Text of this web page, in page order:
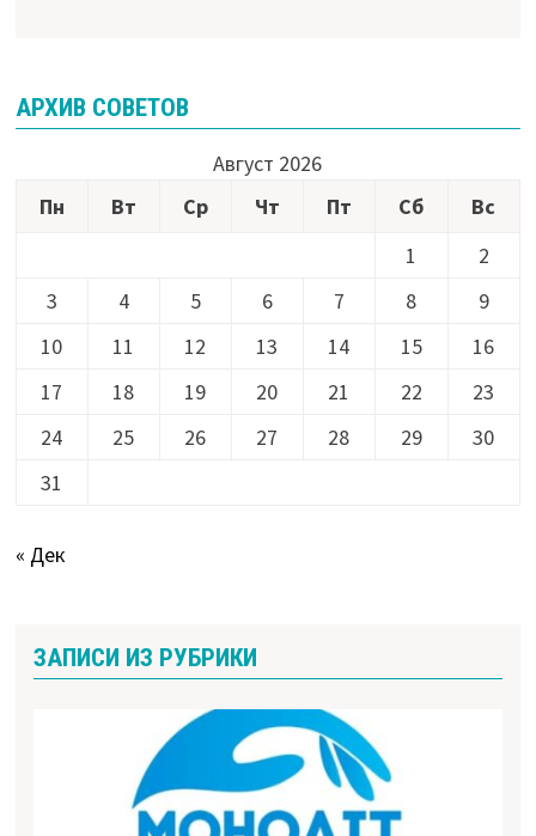
АРХИВ СОВЕТОВ
Август 2026
Пн
Вт Ср Чт Пт Сб
Вс
1
2
3
4 5 6 7 8
9
10
11 12 13 14 15
16
17
18 19 20 21 22
23
24
25 26 27 28 29
30
31
« Дек
ЗАПИСИ ИЗ РУБРИКИ